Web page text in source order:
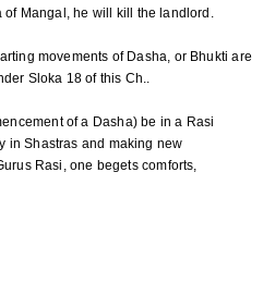
of Mangal, he will kill the landlord.
movements of Dasha, or Bhukti are
Sloka 18 of this Ch..
of a Dasha) be in a Rasi
in Shastras and making new
Rasi, one begets comforts,